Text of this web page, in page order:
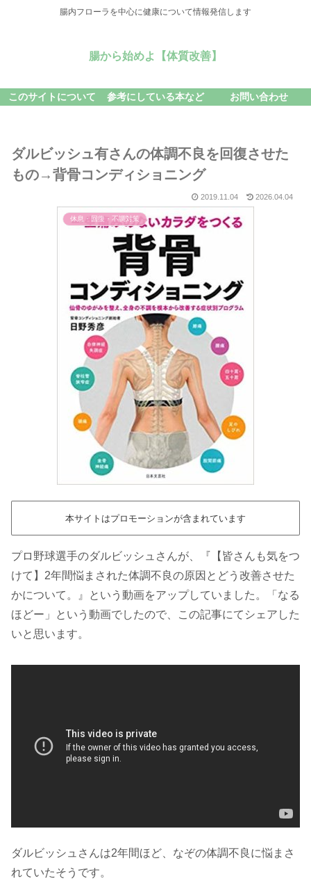
腸内フローラを中心に健康について情報発信します
腸から始めよ【体質改善】
このサイトについて 参考にしている本など お問い合わせ
ダルビッシュ有さんの体調不良を回復させた
もの→背骨コンディショニング
2019.11.04 2026.04.04
休息・回復・不調対策
本サイトはプロモーションが含まれています
プロ野球選手のダルビッシュさんが、『【皆さんも気をつ
けて】2年間悩まされた体調不良の原因とどう改善させた
かについて。』という動画をアップしていました。「なる
ほどー」という動画でしたので、この記事にてシェアした
いと思います。
ダルビッシュさんは2年間ほど、なぞの体調不良に悩まさ
れていたそうです。